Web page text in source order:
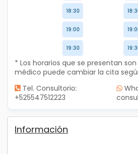
18:30
19:00
19:30
* Los horarios que se presentan
médico puede cambiar la cita
Tel. Consultorio:
+525547512223
Información